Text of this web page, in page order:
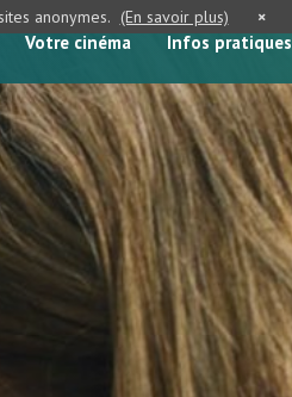
Votre cinéma Infos pratiques
anonymes. (En savoir plus) ×